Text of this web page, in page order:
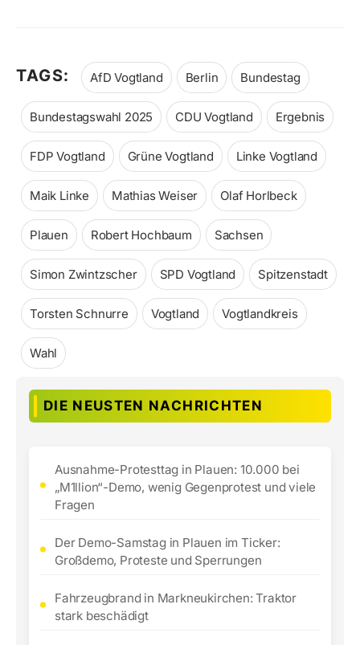
TAGS: AfD Vogtland Berlin Bundestag
Bundestagswahl 2025 CDU Vogtland Ergebnis
FDP Vogtland Grüne Vogtland Linke Vogtland
Maik Linke Mathias Weiser Olaf Horlbeck
Plauen Robert Hochbaum Sachsen
Simon Zwintzscher SPD Vogtland Spitzenstadt
Torsten Schnurre Vogtland Vogtlandkreis
Wahl
DIE NEUSTEN NACHRICHTEN
Ausnahme-Protesttag in Plauen: 10.000 bei
„M1llion“-Demo, wenig Gegenprotest und viele
Fragen
Der Demo-Samstag in Plauen im Ticker:
Großdemo, Proteste und Sperrungen
Fahrzeugbrand in Markneukirchen: Traktor
stark beschädigt